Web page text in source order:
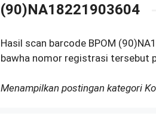
(90)NA18221903604
Hasil scan barcode BPOM
bawha nomor registrasi tersebut
Menampilkan postingan kategori